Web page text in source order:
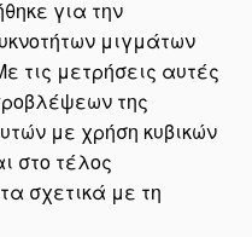
για την
μιγμάτων
τις μετρήσεις αυτές
της
με χρήση κυβικών
στο τέλος
σχετικά με τη